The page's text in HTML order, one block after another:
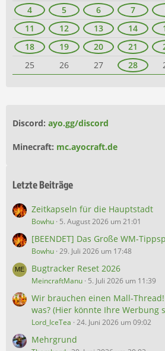
4
5 6 7
11
12 13 14
18
19 20 21
25
26 27 28
Discord: ayo.gg/discord
Minecraft: mc.ayocraft.de
Letzte Beiträge
Zeitkapseln für die Hauptstadt
Bowhu 5. August 2026 um 21:01
[BEENDET] Das Große WM-
Bowhu 29. Juli 2026 um 17:48
Bugtracker Reset 2026
MeincraftManu 5. Juli 2026 um 11:39
Wir brauchen einen Mall-
was? (Hier könnte Ihre Werbung
Lord_IceTea 24. Juni 2026 um 09:02
Mehrgrund